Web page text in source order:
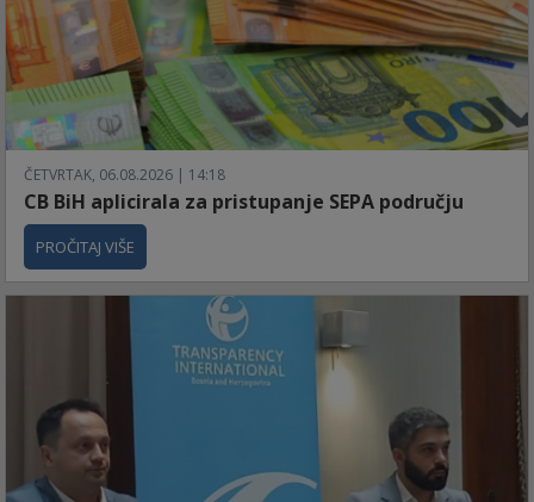
ČETVRTAK, 06.08.2026 | 14:18
CB BiH aplicirala za pristupanje SEPA području
PROČITAJ VIŠE